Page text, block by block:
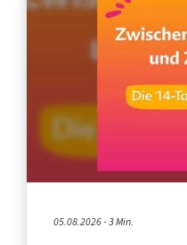
05.08.2026 - 3 Min.